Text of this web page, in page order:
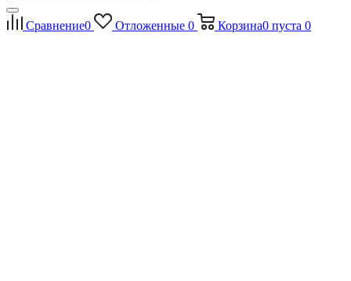
Сравнение0 Отложенные 0 Корзина0 пуста 0